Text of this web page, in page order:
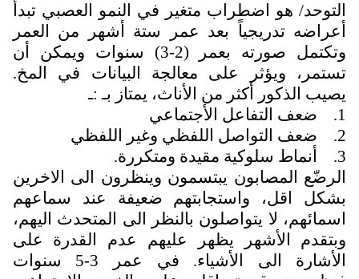
التوحد/ هو اضطراب متغير في النمو العصبي تبدأ
أعراضه تدريجياً بعد عمر ستة أشهر من العمر
وتكتمل صورته بعمر (2-3) سنوات ويمكن أن
تستمر، ويؤثر على معالجة البيانات في المخ.
يصيب الذكور أكثر من الأناث، يمتاز بـ :ـ
1.
ضعف التفاعل الأجتماعي
2.
ضعف التواصل اللفظي وغير اللفظي
3.
أنماط سلوكية مقيدة ومتكررة.
الرضّع المصابون يبتسمون وينظرون الى الاخرين
بشكل اقل، واستجابتهم ضعيفة عند سماعهم
اسمائهم، لا يتواصلون بالنظر الى المتحدث اليهم،
وبتقدم الأشهر يظهر عليهم عدم القدرة على
الأشارة الى الأشياء. في عمر 3-5 سنوات